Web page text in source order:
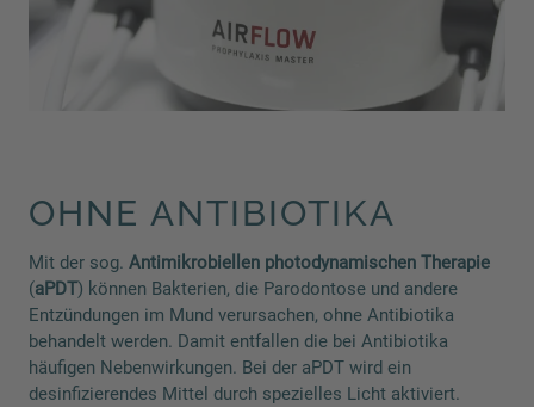
OHNE ANTIBIOTIKA
Mit der sog. Antimikrobiellen photodynamischen Therapie
(aPDT) können Bakterien, die Parodontose und andere
Entzündungen im Mund verursachen, ohne Antibiotika
behandelt werden. Damit entfallen die bei Antibiotika
häufigen Nebenwirkungen. Bei der aPDT wird ein
desinfizierendes Mittel durch spezielles Licht aktiviert.